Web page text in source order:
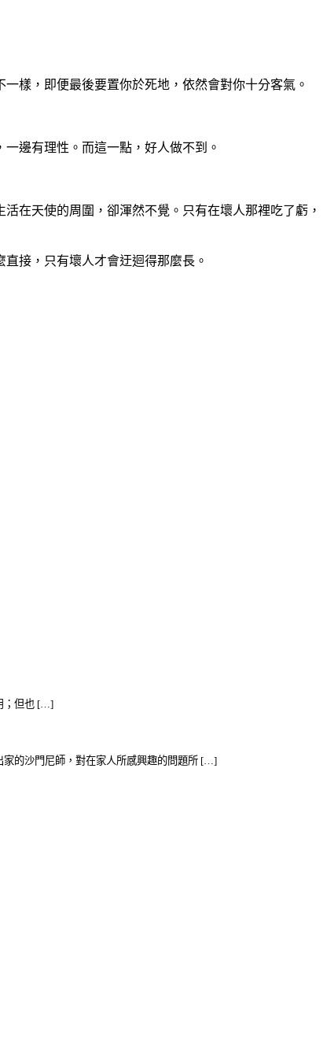
樣，即便最後要置你於死地，依然會對你十分客氣。
邊有理性。而這一點，好人做不到。
在天使的周圍，卻渾然不覺。只有在壞人那裡吃了虧，
接，只有壞人才會迂迴得那麼長。
；但也 […]
家的沙門尼師，對在家人所感興趣的問題所 […]